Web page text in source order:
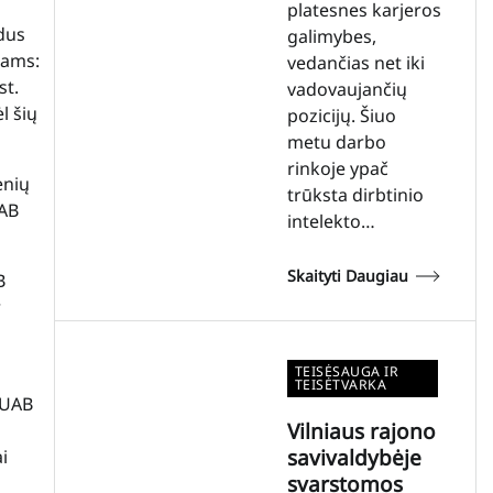
šių
platesnes karjeros
galimybes,
vedančias net iki
vadovaujančių
pozicijų. Šiuo
metu darbo
rinkoje ypač
trūksta dirbtinio
intelekto…
Skaityti Daugiau
TEISĖSAUGA IR
TEISĖTVARKA
Vilniaus rajono
savivaldybėje
svarstomos